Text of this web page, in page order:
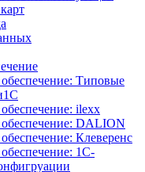
Типовые
ilexx
DALION
Клеверенс
1С-